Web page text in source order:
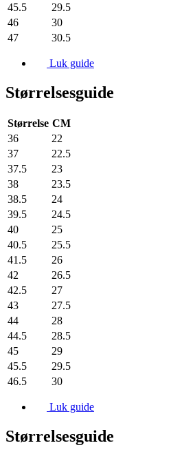
45.5
29.5
46
30
47
30.5
Luk guide
Størrelsesguide
Størrelse CM
36
22
37
22.5
37.5
23
38
23.5
38.5
24
39.5
24.5
40
25
40.5
25.5
41.5
26
42
26.5
42.5
27
43
27.5
44
28
44.5
28.5
45
29
45.5
29.5
46.5
30
Luk guide
Størrelsesguide